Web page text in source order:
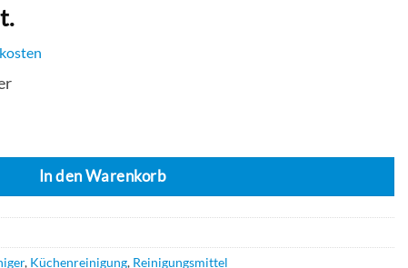
12 x 1 l Menge
In den Warenkorb
, Küchenreinigung, Reinigungsmittel